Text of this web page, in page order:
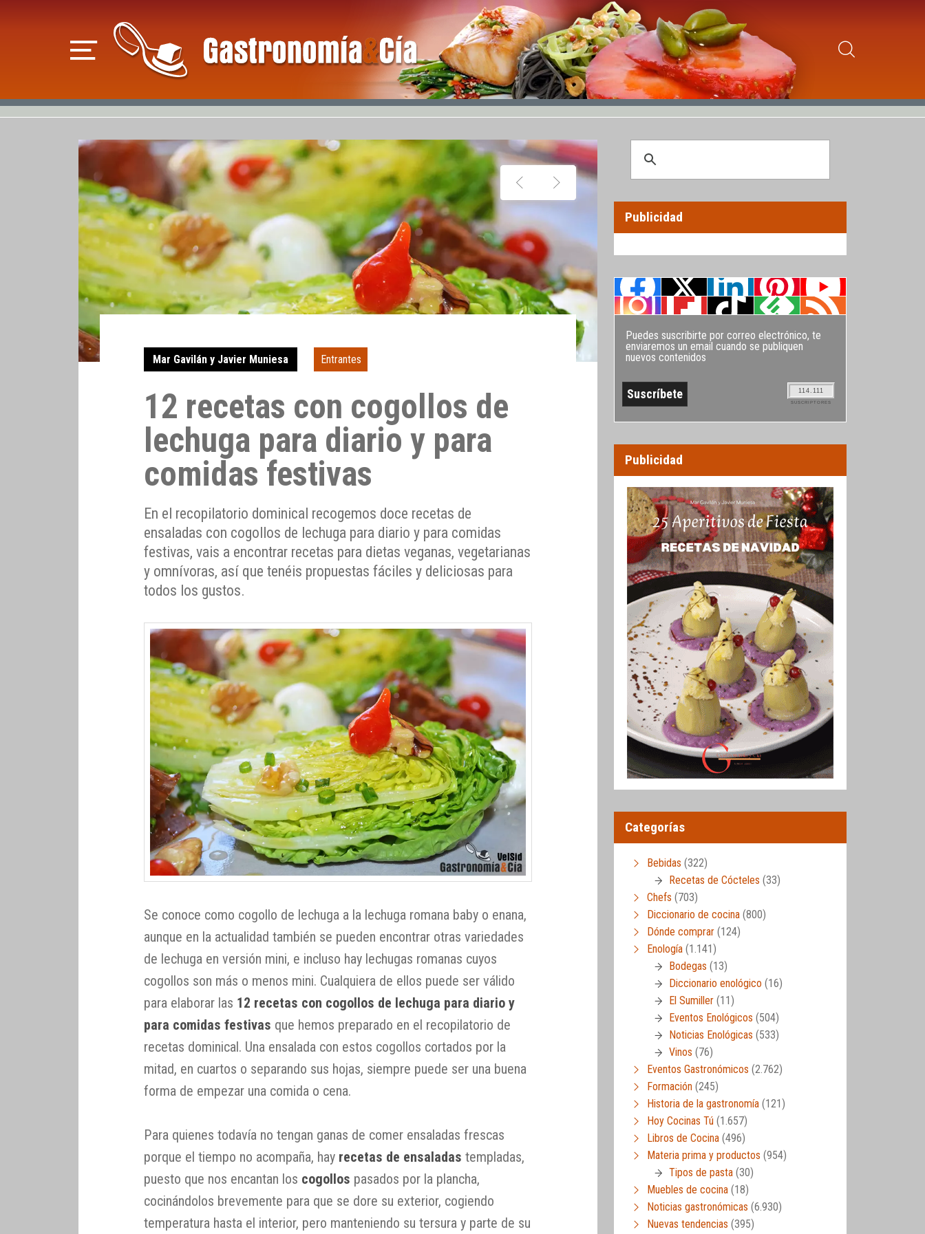
Mar Gavilán y Javier Muniesa Entrantes
12 recetas con cogollos de
lechuga para diario y para
comidas festivas
En el recopilatorio dominical recogemos doce recetas de
ensaladas con cogollos de lechuga para diario y para comidas
festivas, vais a encontrar recetas para dietas veganas, vegetarianas
y omnívoras, así que tenéis propuestas fáciles y deliciosas para
todos los gustos.
Se conoce como cogollo de lechuga a la lechuga romana baby o enana,
aunque en la actualidad también se pueden encontrar otras variedades
de lechuga en versión mini, e incluso hay lechugas romanas cuyos
cogollos son más o menos mini. Cualquiera de ellos puede ser válido
para elaborar las 12 recetas con cogollos de lechuga para diario y
para comidas festivas que hemos preparado en el recopilatorio de
recetas dominical. Una ensalada con estos cogollos cortados por la
mitad, en cuartos o separando sus hojas, siempre puede ser una buena
forma de empezar una comida o cena.
Para quienes todavía no tengan ganas de comer ensaladas frescas
porque el tiempo no acompaña, hay recetas de ensaladas templadas,
puesto que nos encantan los cogollos pasados por la plancha,
cocinándolos brevemente para que se dore su exterior, cogiendo
temperatura hasta el interior, pero manteniendo su tersura y parte de su
Publicidad
Puedes suscribirte por correo electrónico, te
enviaremos un email cuando se publiquen
nuevos contenidos
114.111
SUSCRIPTORES
Publicidad
Categorías
Bebidas (322)
Recetas de Cócteles (33)
Chefs (703)
Diccionario de cocina (800)
Dónde comprar (124)
Enología (1.141)
Bodegas (13)
Diccionario enológico (16)
El Sumiller (11)
Eventos Enológicos (504)
Noticias Enológicas (533)
Vinos (76)
Eventos Gastronómicos (2.762)
Formación (245)
Historia de la gastronomía (121)
Hoy Cocinas Tú (1.657)
Libros de Cocina (496)
Materia prima y productos (954)
Tipos de pasta (30)
Muebles de cocina (18)
Noticias gastronómicas (6.930)
Nuevas tendencias (395)